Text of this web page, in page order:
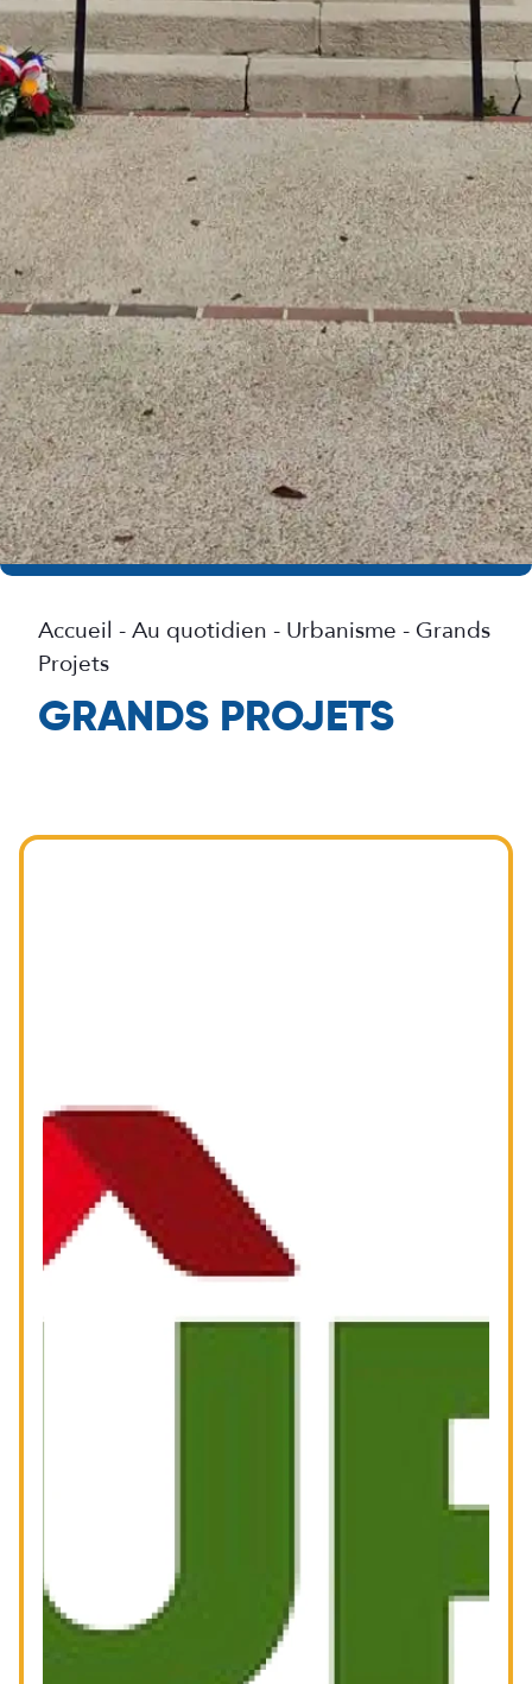
Accueil -Au quotidien - Urbanisme - Grands
Projets
GRANDS PROJETS